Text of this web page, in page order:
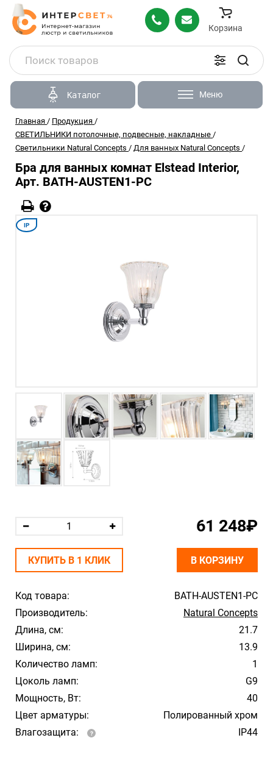
Корзина
Каталог Меню
Главная / Продукция /
СВЕТИЛЬНИКИ потолочные, подвесные, накладные /
Светильники Natural Concepts / Для ванных Natural Concepts /
Бра для ванных комнат Elstead Interior,
Арт. BATH-AUSTEN1-PC
IP
Код товара:
BATH-AUSTEN1-PC
Производитель:
Natural Concepts
Длина, см:
21.7
Ширина, см:
13.9
Количество ламп:
1
Цоколь ламп:
G9
Мощность, Вт:
40
Цвет арматуры:
Полированный хром
Влагозащита:
IP44
61 248₽
КУПИТЬ В 1 КЛИК В КОРЗИНУ